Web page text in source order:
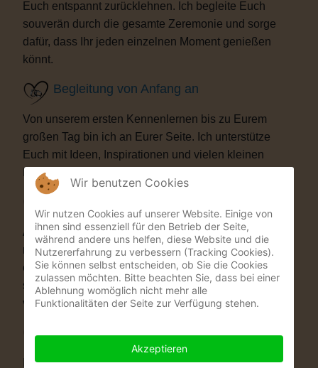
Euch entspannt zurücklehnen. Ich begleite Euch
souverän durch die gesamte Zeremonie und sorge
dafür, dass Ihr jeden einzelnen Moment genießen
könnt.
Begleitung von Anfang an
Von unserem ersten Kennenlernen bis zu Eurem
großen Tag bin ich an Eurer Seite. Ich unterstütze
Euch mit Ideen, Inspirationen und vielen kleinen
Details, die Eure Trauung besonders machen.
Auf Wunsch bereichere ich Eure Zeremonie mit
musikalischen oder künstlerischen Elementen. Als
ehemaliger Musicaldarsteller und Sänger entstehen
so Momente, die Eure Gäste garantiert nicht
vergessen werden.
Warum eine Freie Trauung?
Immer mehr Paare wünschen sich eine Hochzeit, die
Wir benutzen Cookies
Wir nutzen Cookies auf unserer Website. Einige von
ihnen sind essenziell für den Betrieb der Seite,
während andere uns helfen, diese Website und die
Nutzererfahrung zu verbessern (Tracking Cookies).
Sie können selbst entscheiden, ob Sie die Cookies
zulassen möchten. Bitte beachten Sie, dass bei einer
Ablehnung womöglich nicht mehr alle
Funktionalitäten der Seite zur Verfügung stehen.
Akzeptieren